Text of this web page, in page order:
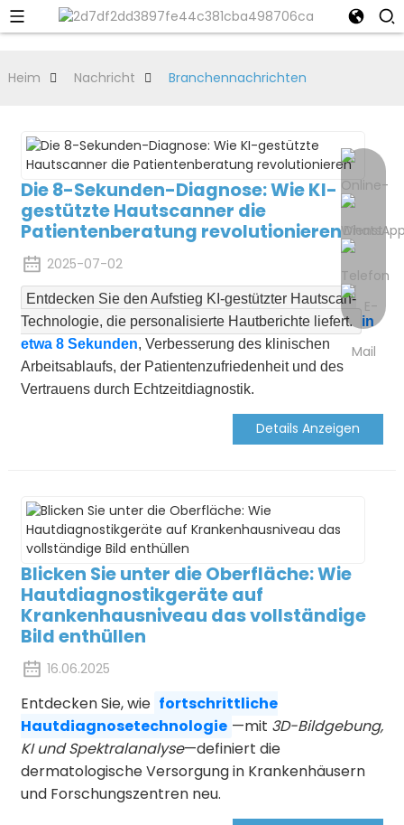
Heim Nachricht Branchennachrichten
Die 8-Sekunden-Diagnose: Wie KI-
gestützte Hautscanner die
Patientenberatung revolutionieren
2025-07-02
Entdecken Sie den Aufstieg KI-gestützter Hautscan-
Technologie, die personalisierte Hautberichte liefert.
in
etwa 8 Sekunden, Verbesserung des klinischen
Arbeitsablaufs, der Patientenzufriedenheit und des
Vertrauens durch Echtzeitdiagnostik.
Details Anzeigen
Blicken Sie unter die Oberfläche: Wie
Hautdiagnostikgeräte auf
Krankenhausniveau das vollständige
Bild enthüllen
16.06.2025
Entdecken Sie, wie fortschrittliche
Hautdiagnosetechnologie —mit 3D-Bildgebung,
KI und Spektralanalyse—definiert die
dermatologische Versorgung in Krankenhäusern
und Forschungszentren neu.